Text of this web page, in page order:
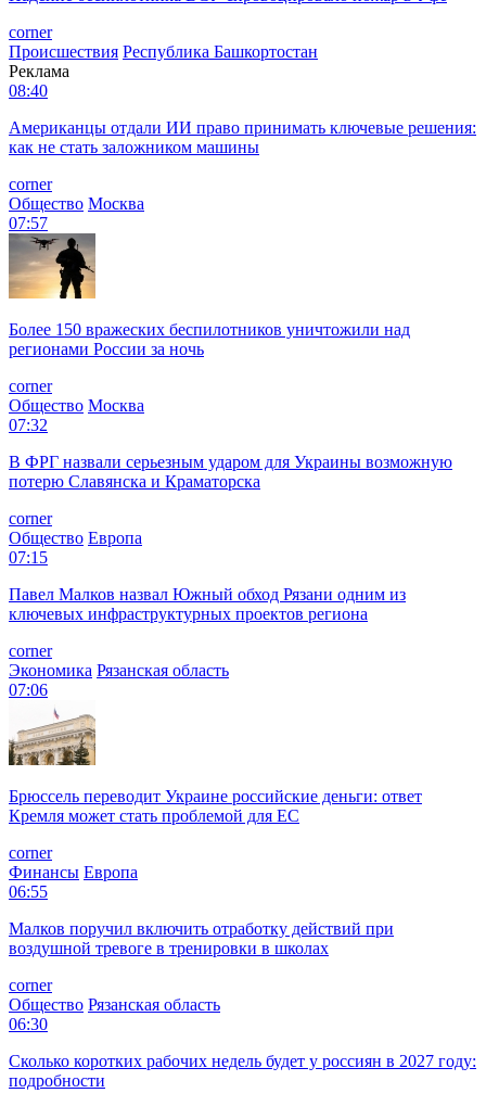
corner
Происшествия Республика Башкортостан
Реклама
08:40
Американцы отдали ИИ право принимать ключевые решения:
как не стать заложником машины
corner
Общество Москва
07:57
Более 150 вражеских беспилотников уничтожили над
регионами России за ночь
corner
Общество Москва
07:32
В ФРГ назвали серьезным ударом для Украины возможную
потерю Славянска и Краматорска
corner
Общество Европа
07:15
Павел Малков назвал Южный обход Рязани одним из
ключевых инфраструктурных проектов региона
corner
Экономика Рязанская область
07:06
Брюссель переводит Украине российские деньги: ответ
Кремля может стать проблемой для EC
corner
Финансы Европа
06:55
Малков поручил включить отработку действий при
воздушной тревоге в тренировки в школах
corner
Общество Рязанская область
06:30
Сколько коротких рабочих недель будет у россиян в 2027 году:
подробности